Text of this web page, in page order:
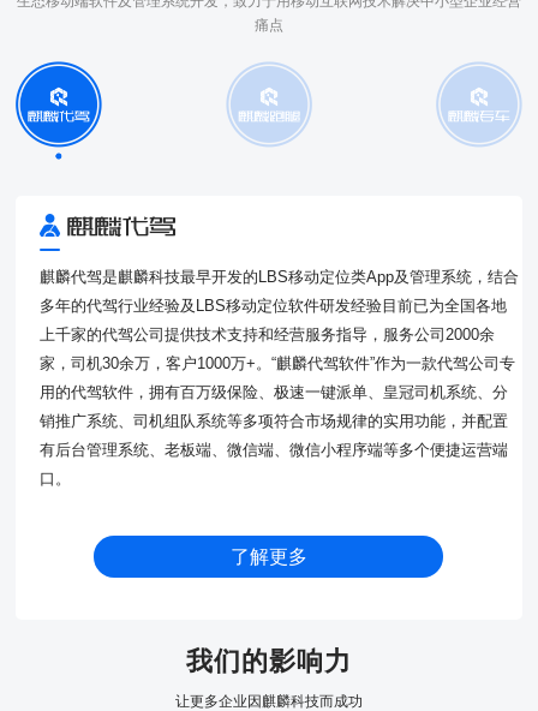
痛点
麒麟代驾是麒麟科技最早开发的LBS移动定位类App及管理系统，结合
多年的代驾行业经验及LBS移动定位软件研发经验目前已为全国各地
上千家的代驾公司提供技术支持和经营服务指导，服务公司2000余
家，司机30余万，客户1000万+。“麒麟代驾软件”作为一款代驾公司专
用的代驾软件，拥有百万级保险、极速一键派单、皇冠司机系统、分
销推广系统、司机组队系统等多项符合市场规律的实用功能，并配置
有后台管理系统、老板端、微信端、微信小程序端等多个便捷运营端
口。
了解更多
我们的影响力
让更多企业因麒麟科技而成功